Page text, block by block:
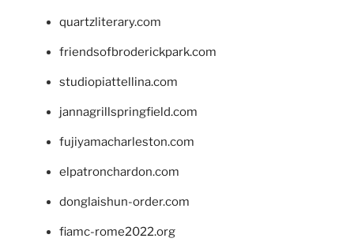
quartzliterary.com
friendsofbroderickpark.com
studiopiattellina.com
jannagrillspringfield.com
fujiyamacharleston.com
elpatronchardon.com
donglaishun-order.com
fiamc-rome2022.org